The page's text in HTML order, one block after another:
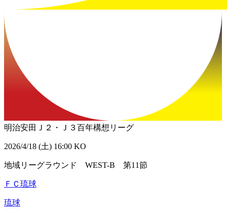
明治安田Ｊ２・Ｊ３百年構想リーグ
2026/4/18 (土) 16:00 KO
地域リーグラウンド WEST-B 第11節
ＦＣ琉球
琉球